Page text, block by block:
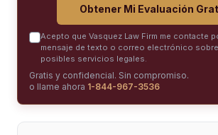
Obtener Mi Evaluación
Acepto que Vasquez Law Firm me contacte
mensaje de texto o correo electrónico
posibles servicios legales.
Gratis y confidencial. Sin compromiso.
o llame ahora 1-844-967-3536